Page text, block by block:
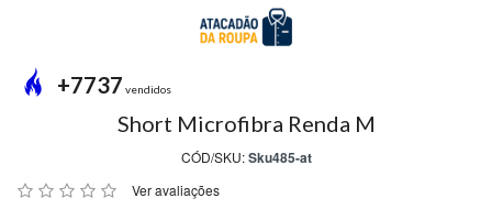
PREÇO
ÚNICO
+7737 vendidos
Short Microfibra Renda M
CÓD/SKU:Sku485-at
Ver avaliações